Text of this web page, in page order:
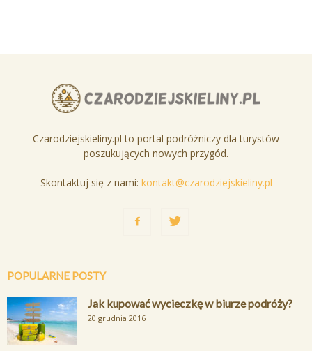
Czarodziejskieliny.pl to portal podróżniczy dla turystów
poszukujących nowych przygód.
Skontaktuj się z nami: kontakt@czarodziejskieliny.pl
POPULARNE POSTY
Jak kupować wycieczkę w biurze podróży?
20 grudnia 2016